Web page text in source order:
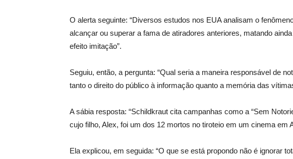
O alerta seguinte: “Diversos estudos nos EUA analisam o
alcançar ou superar a fama de atiradores anteriores, matando
efeito imitação”.
Seguiu, então, a pergunta: “Qual seria a maneira responsável de
tanto o direito do público à informação quanto a memória das
A sábia resposta: “Schildkraut cita campanhas como a “Sem
cujo filho, Alex, foi um dos 12 mortos no tiroteio em um cinema em
Ela explicou, em seguida: “O que se está propondo não é ignorar